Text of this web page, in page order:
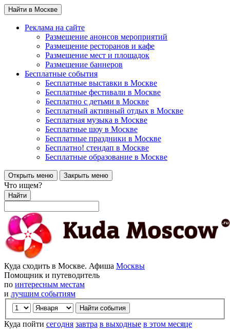
Найти в Москве
Реклама на сайте
Размещение анонсов мероприятий
Размещение ресторанов и кафе
Размещение мест и площадок
Размещение баннеров
Бесплатные события
Бесплатные выставки в Москве
Бесплатные фестивали в Москве
Бесплатно с детьми в Москве
Бесплатный активный отдых в Москве
Бесплатная музыка в Москве
Бесплатные шоу в Москве
Бесплатные праздники в Москве
Бесплатно! стендап в Москве
Бесплатные образование в Москве
Открыть меню Закрыть меню
Что ищем?
Найти
Куда сходить в Москве. Афиша Москвы
Помощник и путеводитель
по интересным местам
и лучшим событиям
Куда пойти сегодня завтра в выходные в этом месяце